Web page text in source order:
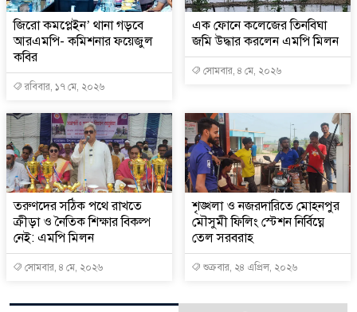
জিরো কমপ্লেইন’ থানা গড়বে
আরএমপি- কমিশনার ফয়েজুল
কবির
রবিবার, ১৭ মে, ২০২৬
এক ফোনে কলেজের তিনবিঘা
জমি উদ্ধার করলেন এমপি মিলন
সোমবার, ৪ মে, ২০২৬
তরুণদের সঠিক পথে রাখতে
ক্রীড়া ও নৈতিক শিক্ষার বিকল্প
নেই: এমপি মিলন
সোমবার, ৪ মে, ২০২৬
শৃঙ্খলা ও নজরদারিতে মোহনপুর
মৌসুমী ফিলিং স্টেশন নির্বিঘ্নে
তেল সরবরাহ
শুক্রবার, ২৪ এপ্রিল, ২০২৬